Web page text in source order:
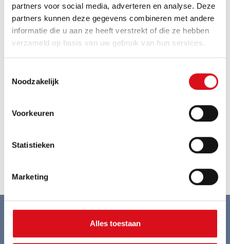
partners voor social media, adverteren en analyse. Deze
partners kunnen deze gegevens combineren met andere
informatie die u aan ze heeft verstrekt of die ze hebben
verzameld op basis van uw gebruik van hun services.
Noodzakelijk
Voorkeuren
Statistieken
Marketing
Alles toestaan
Hoe retourneer ik een artikel
i.v.m. een klacht?
Kan ik als eindgebruiker/bedrijf
bij HAVEP bestellen?
NIET GEVONDEN WAT JE
Betrouwbaar en flexibel in levertijden